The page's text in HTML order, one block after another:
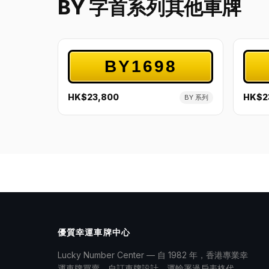
BY 字首系列其他車牌
BY1698
HK$23,800 BY 系列
優質幸運車牌中心
Lucky Number Center — 自 1982 年，香港專業幸